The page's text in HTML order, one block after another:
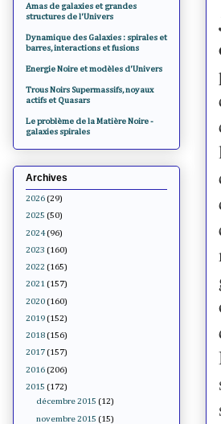
Amas de galaxies et grandes
structures de l'Univers
Dynamique des Galaxies : spirales et
barres, interactions et fusions
Energie Noire et modèles d'Univers
Trous Noirs Supermassifs, noyaux
actifs et Quasars
Le problème de la Matière Noire -
galaxies spirales
Archives
2026 (29)
2025 (50)
2024 (96)
2023 (160)
2022 (165)
2021 (157)
2020 (160)
2019 (152)
2018 (156)
2017 (157)
2016 (206)
2015 (172)
décembre 2015 (12)
novembre 2015 (15)